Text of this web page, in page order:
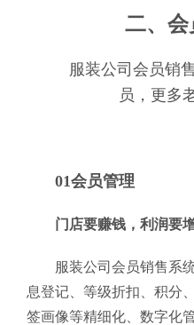
二、会
服装公司会员销
员，更多
01会员管理
门店要赚钱，利润要
服装公司会员销售系
息登记、等级折扣、积分
签画像等精细化、数字化